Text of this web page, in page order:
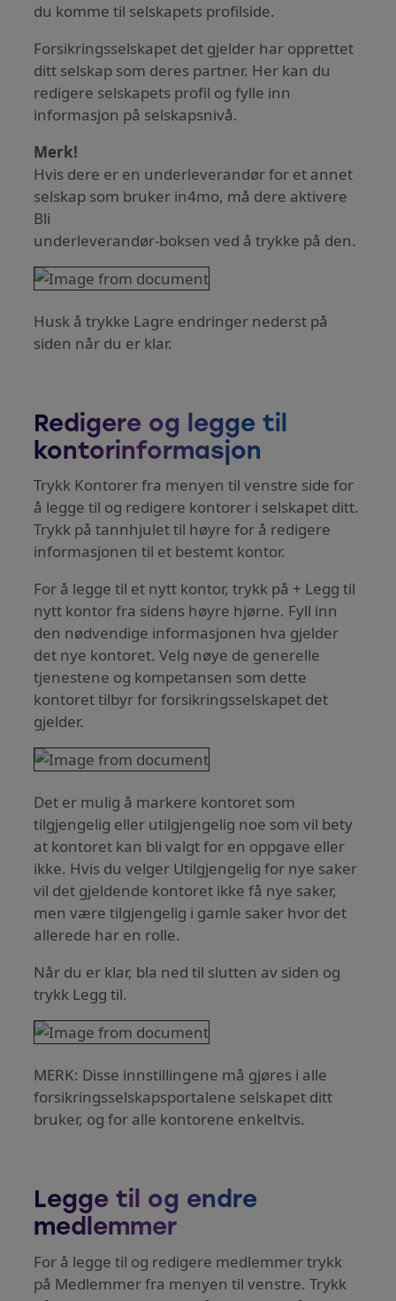
du komme til selskapets profilside.
Forsikringsselskapet det gjelder har opprettet
ditt selskap som deres partner. Her kan du
redigere selskapets profil og fylle inn
informasjon på selskapsnivå.
Merk!
Hvis dere er en underleverandør for et annet
selskap som bruker in4mo, må dere aktivere
Bli
underleverandør-boksen ved å trykke på den.
Husk å trykke Lagre endringer nederst på
siden når du er klar.
Redigere og legge til
kontorinformasjon
Trykk Kontorer fra menyen til venstre side for
å legge til og redigere kontorer i selskapet ditt.
Trykk på tannhjulet til høyre for å redigere
informasjonen til et bestemt kontor.
For å legge til et nytt kontor, trykk på + Legg til
nytt kontor fra sidens høyre hjørne. Fyll inn
den nødvendige informasjonen hva gjelder
det nye kontoret. Velg nøye de generelle
tjenestene og kompetansen som dette
kontoret tilbyr for forsikringsselskapet det
gjelder.
Det er mulig å markere kontoret som
tilgjengelig eller utilgjengelig noe som vil bety
at kontoret kan bli valgt for en oppgave eller
ikke. Hvis du velger Utilgjengelig for nye saker
vil det gjeldende kontoret ikke få nye saker,
men være tilgjengelig i gamle saker hvor det
allerede har en rolle.
Når du er klar, bla ned til slutten av siden og
trykk Legg til.
MERK: Disse innstillingene må gjøres i alle
forsikringsselskapsportalene selskapet ditt
bruker, og for alle kontorene enkeltvis.
Legge til og endre
medlemmer
For å legge til og redigere medlemmer trykk
på Medlemmer fra menyen til venstre. Trykk